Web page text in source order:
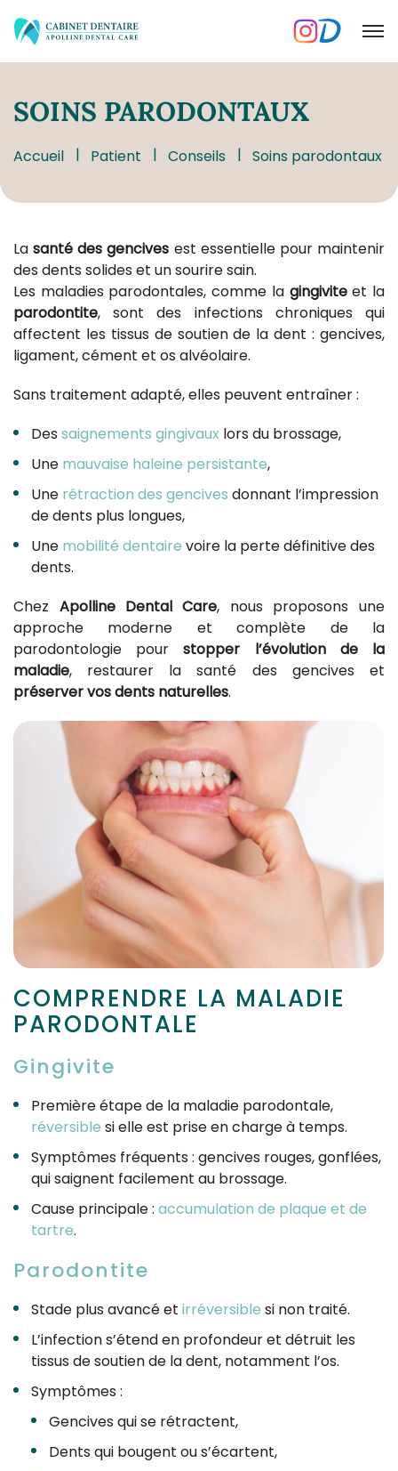
SOINS PARODONTAUX
Accueil Patient Conseils Soins parodontaux
Lasanté des gencives est essentielle pour maintenir
des dents solides et un sourire sain.
Les maladies parodontales, comme la gingiviteet la
parodontite, sont des infections chroniques qui
affectent les tissus de soutien de la dent : gencives,
ligament, cément et os alvéolaire.
Sans traitement adapté, elles peuvent entraîner :
Des saignements gingivaux lors du brossage,
Une mauvaise haleine persistante,
Une rétraction des gencives donnant l’impression
de dents plus longues,
Une mobilité dentaire voire la perte définitive des
dents.
Chez Apolline Dental Care, nous proposons une
approche moderne et complète de la
parodontologie pourstopper l’évolution de la
maladie, restaurer la santé des gencives et
préserver vos dents naturelles.
COMPRENDRE LA MALADIE
PARODONTALE
Gingivite
Première étape de la maladie parodontale,
réversible si elle est prise en charge à temps.
Symptômes fréquents : gencives rouges, gonflées,
qui saignent facilement au brossage.
Cause principale : accumulation de plaque et de
tartre.
Parodontite
Stade plus avancé et irréversible si non traité.
L’infection s’étend en profondeur et détruit les
tissus de soutien de la dent, notamment l’os.
Symptômes :
Gencives qui se rétractent,
Dents qui bougent ou s’écartent,